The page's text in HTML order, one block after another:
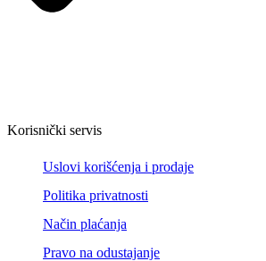
Korisnički servis
Uslovi korišćenja i prodaje
Politika privatnosti
Način plaćanja
Pravo na odustajanje